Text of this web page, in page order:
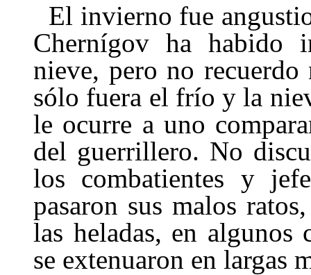
El invierno fue
Cherní­gov ha habido
nieve, pero no
sólo fuera el frío y la
le ocurre a uno
del guerrillero. No
los combatientes y
pasaron sus malos
las heladas, en algunos
se extenuaron en largas